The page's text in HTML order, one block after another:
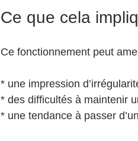
Ce que cela
Ce fonctionnement peut
* une impression
* des difficultés à maintenir
* une tendance à passer